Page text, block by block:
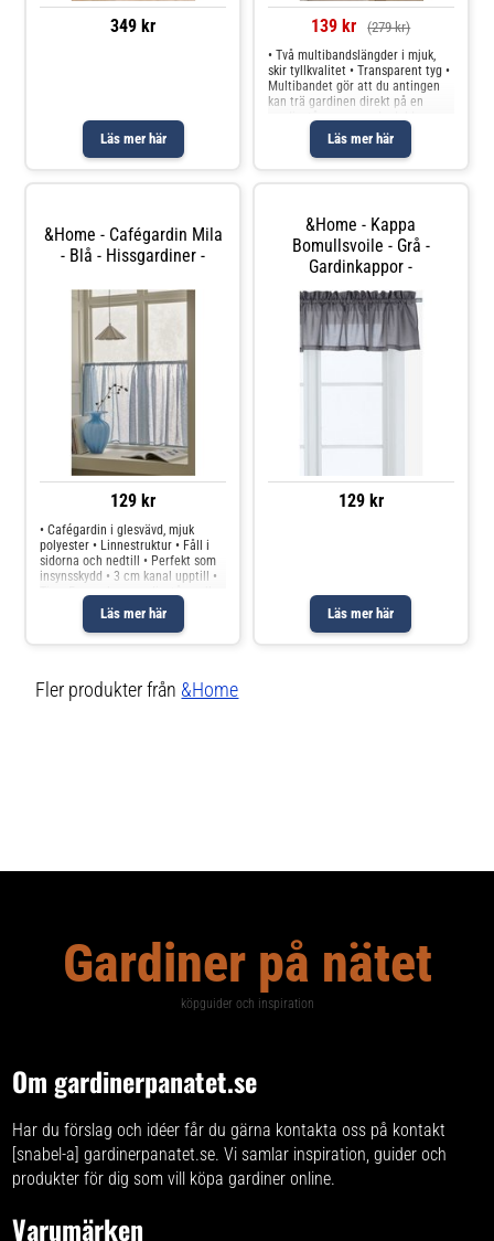
349 kr
Läs mer här
139 kr (279 kr)
Läs mer här
• Två multibandslängder i mjuk,
skir tyllkvalitet • Transparent tyg •
Multibandet gör att du antingen
kan trä gardinen direkt på en
gardinstång genom de dolda
hällorna eller använda ringar och
nålkrokar (ej fingerkrokar).
Produkten innehåller spårbar
&Home - Cafégardin Mila
- Blå - Hissgardiner -
129 kr
Läs mer här
• Cafégardin i glesvävd, mjuk
polyester • Linnestruktur • Fåll i
sidorna och nedtill • Perfekt som
insynsskydd • 3 cm kanal upptill •
Tips: En smalare gardinstång eller
gardinspiral kan användas
Produkten innehåller spårbart,
återvunnet material och
&Home - Kappa
Bomullsvoile - Grå -
Gardinkappor -
129 kr
Läs mer här
Fler produkter från &Home
Gardiner på nätet
köpguider och inspiration
Om gardinerpanatet.se
Har du förslag och idéer får du gärna kontakta oss på kontakt
[snabel-a] gardinerpanatet.se. Vi samlar inspiration, guider och
produkter för dig som vill köpa gardiner online.
Varumärken